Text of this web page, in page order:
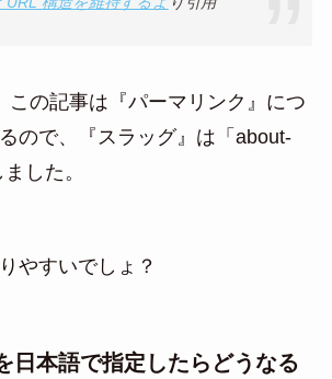
この記事は『パーマリンク』につ
ので、『スラッグ』は「about-
した。
やすいでしょ？
日本語で指定したらどうなる